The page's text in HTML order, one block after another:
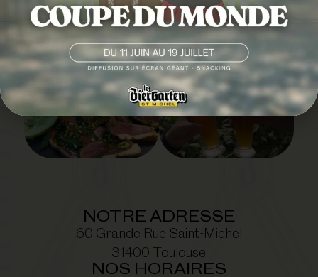
NOTRE ADRESSE
60 Grande Rue Saint-Michel
31400 Toulouse
NOS HORAIRES